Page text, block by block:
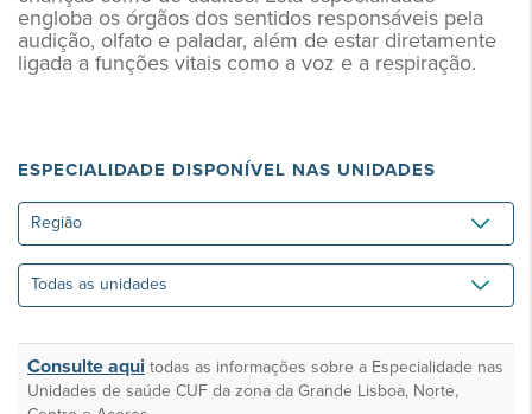
engloba os órgãos dos sentidos responsáveis pela
audição, olfato e paladar, além de estar diretamente
ligada a funções vitais como a voz e a respiração.
ESPECIALIDADE DISPONÍVEL NAS UNIDADES
Região
Todas
Consulte aqui todas as informações sobre a Especialidade nas
Unidades de saúde CUF da zona da Grande Lisboa, Norte,